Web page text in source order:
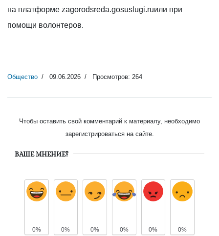
на платформе zagorodsreda.gosuslugi.ruили при
помощи волонтеров.
Общество 09.06.2026 Просмотров: 264
Чтобы оставить свой комментарий к материалу, необходимо
зарегистрироваться на сайте.
ВАШЕ МНЕНИЕ?
0% 0% 0% 0% 0% 0%